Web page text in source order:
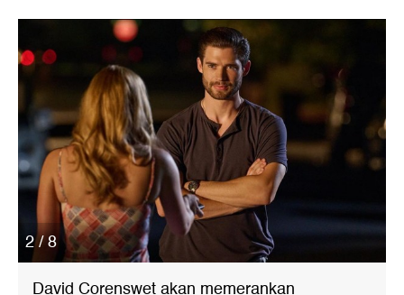
2 / 8
David Corenswet akan memerankan